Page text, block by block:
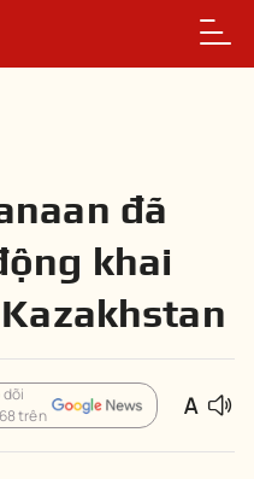
đã
khai
dõi
trên